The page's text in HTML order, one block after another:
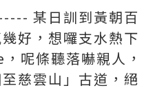
某日訓到黃朝百
好，想囉支水熱下
呢條聽落嚇親人，
慈雲山」古道，絕